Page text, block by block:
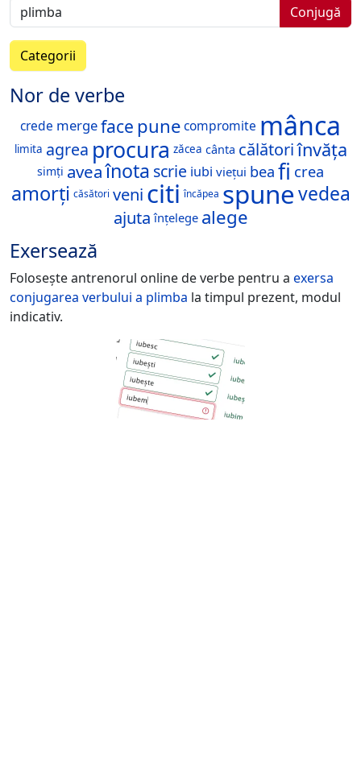
Conjugă
Categorii
Nor de verbe
crede mergeface punecompromite mânca
limita agrea procura zăcea cânta călătoriînvăța
simți aveaînota scrie iubi viețui bea fi crea
amorți căsători veni citi încăpea spunevedea
ajuta înțelege alege
Exersează
Folosește antrenorul online de verbe pentru a exersa
conjugarea verbului a plimba la timpul prezent, modul
indicativ.